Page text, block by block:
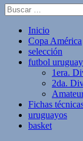
Buscar:
Inicio
Copa América
selección
futbol
1era.
2da.
Fichas
uruguayos
basket